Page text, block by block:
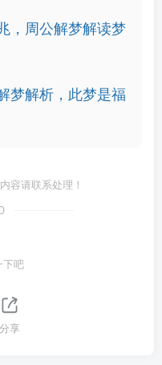
，周公解梦解读梦
梦解析，此梦是福
容请联系处理！
下吧
分享